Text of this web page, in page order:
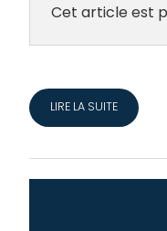
Cet article est
LIRE LA SUITE